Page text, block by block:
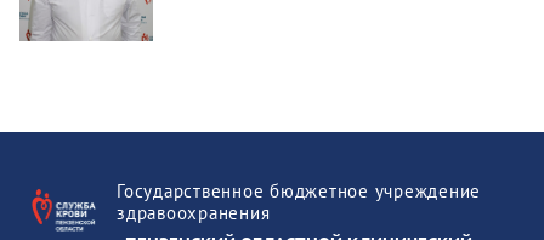
Государственное бюджетное учреждение
здравоохранения